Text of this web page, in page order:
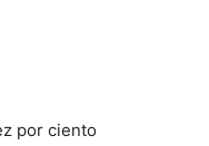
por ciento